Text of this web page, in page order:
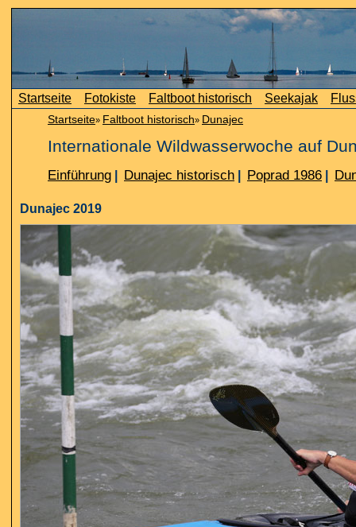
Startseite Fotokiste Faltboot historisch Seekajak
Startseite» Faltboot historisch» Dunajec
Internationale Wildwasserwoche auf
Einführung Dunajec historisch Poprad 1986
Dunajec 2019